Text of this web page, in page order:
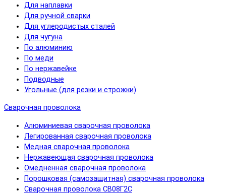
Для наплавки
Для ручной сварки
Для углеродистых сталей
Для чугуна
По алюминию
По меди
По нержавейке
Подводные
Угольные (для резки и строжки)
Сварочная проволока
Алюминиевая сварочная проволока
Легированная сварочная проволока
Медная сварочная проволока
Нержавеющая сварочная проволока
Омедненная сварочная проволока
Порошковая (самозащитная) сварочная проволока
Сварочная проволока СВ08Г2С